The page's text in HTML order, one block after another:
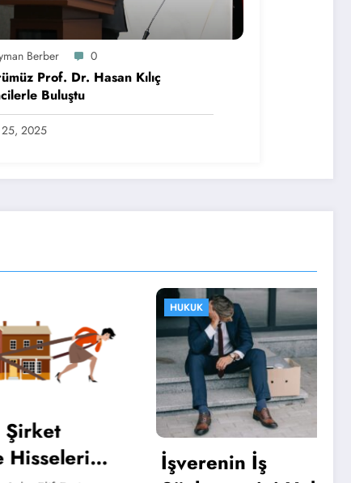
Berber 0
Prof. Dr. Hasan Kılıç
Buluştu
2025
İşverenin İş